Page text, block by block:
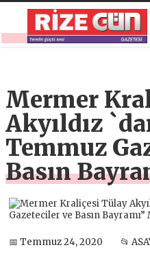
Mermer
Akyıldız
Temmuz
Basın
📅 Temmuz 24, 2020 📂